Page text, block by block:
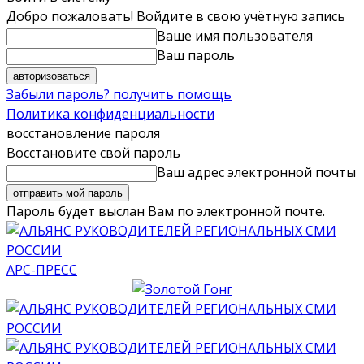
Добро пожаловать! Войдите в свою учётную запись
Ваше имя пользователя
Ваш пароль
Забыли пароль? получить помощь
Политика конфиденциальности
восстановление пароля
Восстановите свой пароль
Ваш адрес электронной почты
Пароль будет выслан Вам по электронной почте.
АРС-ПРЕСС